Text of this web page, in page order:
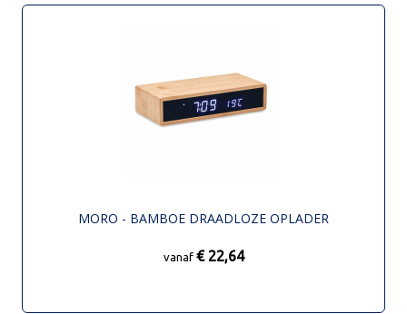
MORO - BAMBOE DRAADLOZE OPLADER
vanaf € 22,64